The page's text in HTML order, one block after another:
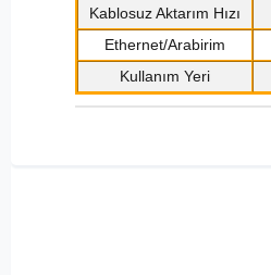
Kablosuz Aktarım Hızı
Ethernet/Arabirim
Kullanım Yeri